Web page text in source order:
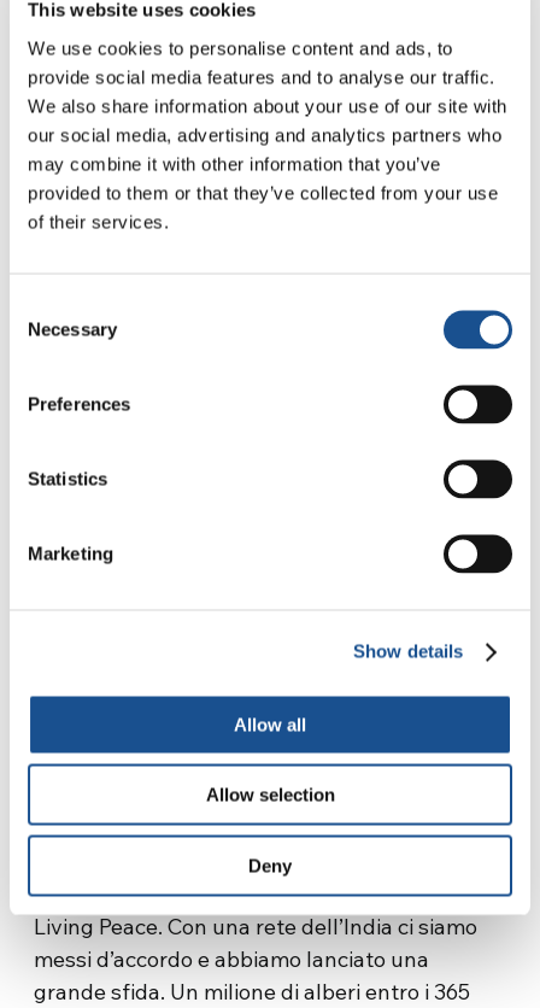
This website uses cookies
We use cookies to personalise content and ads, to
provide social media features and to analyse our traffic.
We also share information about your use of our site with
our social media, advertising and analytics partners who
may combine it with other information that you’ve
provided to them or that they’ve collected from your use
of their services.
Selection
Necessary
Preferences
Statistics
Marketing
Show details
Allow all
Allow selection
Deny
soluzione a tutti i problemi del mondo, non solo
alla guerra, è la pace che portiamo nel cuore.
Averla prima, essere i primi protagonisti. È
inutile dare la responsabilità della situazione
dei problemi mondiali ad altri. La pace dipende
da me, la pace dipende se io ce l’ho prima nel
cuore. Io ce l’ho nel cuore se amo. Se io sono
differenze. E proprio quei valori che sono nel
perdonarsi reciprocamente. Se io metto in
pratica questi valori, dentro di me c’è una forza
e tutto quello che io dico, sento, faccio porta
pace, crea la pace dentro di me e attorno.
Come si costruisce la pace vivendo
Peace è nata con un dado, il dado della pace. In
questi anni, sono nate tante versioni del dado,
una delle versioni è il dado ecologico della
pace, che invita tutti a risparmiare l’energia, a
rispettare la natura e l’uso dell’acqua, eccetera.
E poi piantare alberi. Sono gesti concreti di tutti
i giorni. Noi lavoriamo con 82 organizzazioni
internazionali che fanno parte della rete di
Living Peace. Con una rete dell’India ci siamo
messi d’accordo e abbiamo lanciato una
grande sfida. Un milione di alberi entro i 365